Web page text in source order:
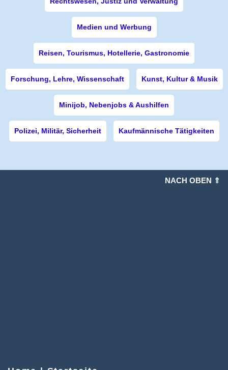
Medien und Werbung
Reisen, Tourismus, Hotellerie, Gastronomie
Forschung, Lehre, Wissenschaft Kunst, Kultur & Musik
Minijob, Nebenjobs & Aushilfen
Polizei, Militär, Sicherheit Kaufmännische Tätigkeiten
NACH OBEN ⇑